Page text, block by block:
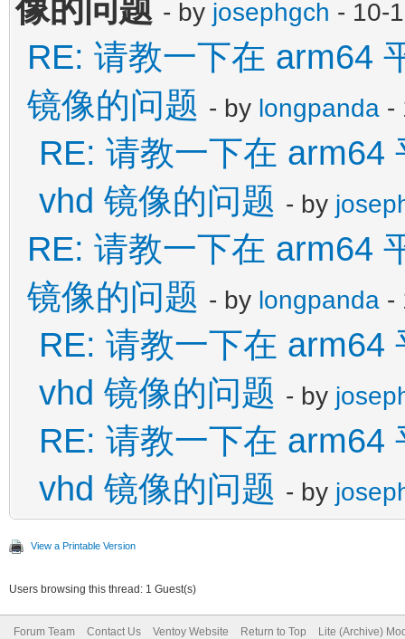
像的问题 - by josephgch - 10-
RE: 请教一下在 arm64
镜像的问题 - by longpanda -
RE: 请教一下在 arm64
vhd 镜像的问题 - by
RE: 请教一下在 arm64
镜像的问题 - by longpanda -
RE: 请教一下在 arm64
vhd 镜像的问题 - by
RE: 请教一下在 arm64
vhd 镜像的问题 - by
View a Printable Version
Users browsing this thread: 1 Guest(s)
Forum Team Contact Us Ventoy Website Return to Top Lite (Archive)